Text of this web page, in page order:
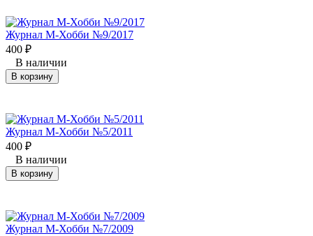
Журнал М-Хобби №9/2017
400 ₽
В наличии
В корзину
Журнал М-Хобби №5/2011
400 ₽
В наличии
В корзину
Журнал М-Хобби №7/2009